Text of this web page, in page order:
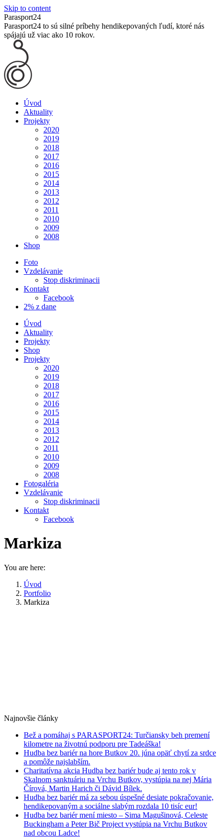
Skip to content
Parasport24
Parasport24 to sú silné príbehy hendikepovaných ľudí, ktoré nás
spájajú už viac ako 10 rokov.
Úvod
Aktuality
Projekty
2020
2019
2018
2017
2016
2015
2014
2013
2012
2011
2010
2009
2008
Shop
Foto
Vzdelávanie
Stop diskriminacii
Kontakt
Facebook
2% z dane
Úvod
Aktuality
Projekty
Shop
Projekty
2020
2019
2018
2017
2016
2015
2014
2013
2012
2011
2010
2009
2008
Fotogaléria
Vzdelávanie
Stop diskriminacii
Kontakt
Facebook
Markiza
You are here:
Úvod
Portfolio
Markiza
Najnovšie články
Bež a pomáhaj s PARASPORT24: Turčiansky beh premení
kilometre na životnú podporu pre Tadeáška!
Hudba bez bariér na hore Butkov 20. júna opäť chytí za srdce
a pomôže najslabším.
Charitatívna akcia Hudba bez bariér bude aj tento rok v
Skalnom sanktuáriu na Vrchu Butkov, vystúpia na nej Mária
Čírová, Martin Harich či Dávid Bílek.
Hudba bez bariér má za sebou úspešné desiate pokračovanie,
hendikepovaným a sociálne slabým rozdala 10 tisíc eur!
Hudba bez bariér mení miesto – Sima Magušinová, Celeste
Buckingham a Peter Bič Project vystúpia na Vrchu Butkov
nad obcou Ladce!